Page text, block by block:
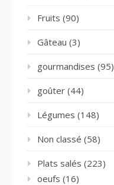
Fruits (90)
Gâteau (3)
gourmandises (95)
goûter (44)
Légumes (148)
Non classé (58)
Plats salés (223)
oeufs (16)